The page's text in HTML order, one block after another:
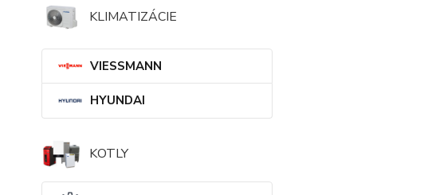
KLIMATIZÁCIE
VIESSMANN
HYUNDAI
KOTLY